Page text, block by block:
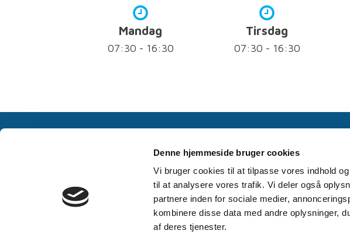
Denne hjemmeside bruger cookies
Vi bruger cookies til at tilpasse vores indhold
til at analysere vores trafik. Vi deler også
partnere inden for sociale medier,
kombinere disse data med andre oplysninger,
af deres tjenester.
Mandag
07:30 - 16:30
Tirsdag
07:30 - 16:30
Vores telefoner er åbne alle hverdage fra kl. 7:30
KLINIKKEN